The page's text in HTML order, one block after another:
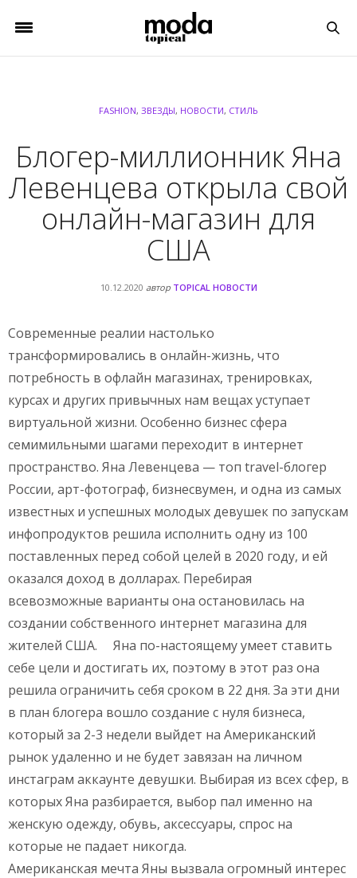
FASHION, ЗВЕЗДЫ, НОВОСТИ, СТИЛЬ
Блогер-миллионник Яна
Левенцева открыла свой
онлайн-магазин для
США
10.12.2020 автор TOPICAL НОВОСТИ
Современные реалии настолько
трансформировались в онлайн-жизнь, что
потребность в офлайн магазинах, тренировках,
курсах и других привычных нам вещах уступает
виртуальной жизни. Особенно бизнес сфера
семимильными шагами переходит в интернет
пространство. Яна Левенцева — топ travel-блогер
России, арт-фотограф, бизнесвумен, и одна из самых
известных и успешных молодых девушек по запускам
инфопродуктов решила исполнить одну из 100
поставленных перед собой целей в 2020 году, и ей
оказался доход в долларах. Перебирая
всевозможные варианты она остановилась на
создании собственного интернет магазина для
жителей США. Яна по-настоящему умеет ставить
себе цели и достигать их, поэтому в этот раз она
решила ограничить себя сроком в 22 дня. За эти дни
в план блогера вошло создание с нуля бизнеса,
который за 2-3 недели выйдет на Американский
рынок удаленно и не будет завязан на личном
инстаграм аккаунте девушки. Выбирая из всех сфер, в
которых Яна разбирается, выбор пал именно на
женскую одежду, обувь, аксессуары, спрос на
которые не падает никогда.
Американская мечта Яны вызвала огромный интерес